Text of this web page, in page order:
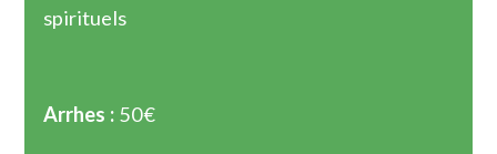
spirituels
Arrhes : 50€